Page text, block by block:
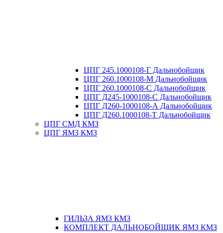
ЦПГ 245.1000108-Г Дальнобойщик
ЦПГ 260.1000108-М Дальнобойщик
ЦПГ 260.1000108-С Дальнобойщик
ЦПГ Д245-1000108-С Дальнобойщик
ЦПГ Д260-1000108-А Дальнобойщик
ЦПГ Д260.1000108-Т Дальнобойщик
ЦПГ СМД КМЗ
ЦПГ ЯМЗ КМЗ
ГИЛЬЗА ЯМЗ КМЗ
КОМПЛЕКТ ДАЛЬНОБОЙЩИК ЯМЗ КМЗ